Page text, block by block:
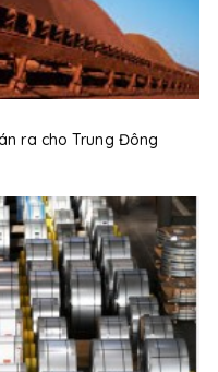
ra cho Trung Đông